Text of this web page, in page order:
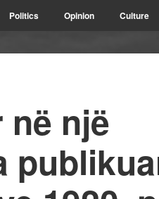
Politics Opinion Culture
në një